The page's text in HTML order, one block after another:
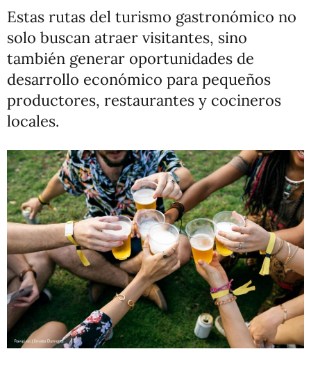
Estas rutas del turismo gastronómico no
solo buscan atraer visitantes, sino
también generar oportunidades de
desarrollo económico para pequeños
productores, restaurantes y cocineros
locales.